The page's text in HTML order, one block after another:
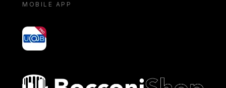
MOBILE APP
yoU@B
Bocconi shop